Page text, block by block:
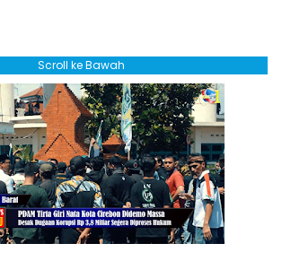
Scroll ke Bawah